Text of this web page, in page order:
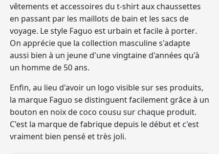
vêtements et accessoires du t-shirt aux chaussettes
en passant par les maillots de bain et les sacs de
voyage. Le style Faguo est urbain et facile à porter.
On apprécie que la collection masculine s'adapte
aussi bien à un jeune d'une vingtaine d'années qu'à
un homme de 50 ans.
Enfin, au lieu d'avoir un logo visible sur ses produits,
la marque Faguo se distinguent facilement grâce à un
bouton en noix de coco cousu sur chaque produit.
C'est la marque de fabrique depuis le début et c'est
vraiment bien pensé et très joli.